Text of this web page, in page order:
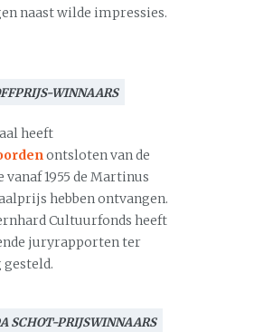
naast wilde impressies.
WINNAARS
heeft
ontsloten van de
1955 de Martinus
hebben ontvangen.
Cultuurfonds heeft
juryrapporten ter
SCHOT-PRIJSWINNAARS